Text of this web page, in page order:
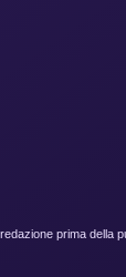
prima della